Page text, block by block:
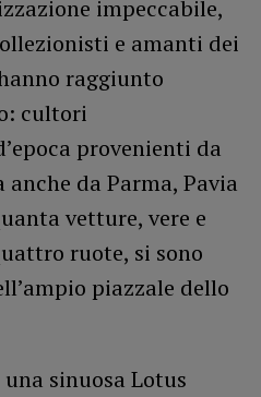
impeccabile,
e amanti dei
raggiunto
cultori
provenienti da
da Parma, Pavia
vetture, vere e
ruote, si sono
piazzale dello
sinuosa Lotus